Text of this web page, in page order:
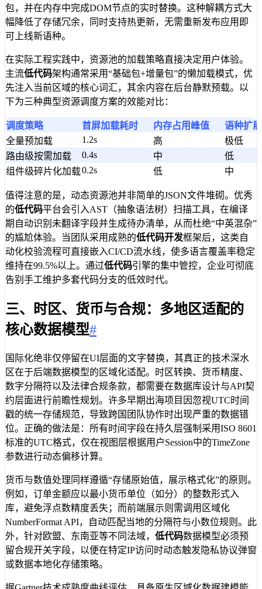
包，并在内存中完成DOM节点的实时替换。这种解耦方式大
幅降低了存储冗余，同时支持热更新，无需重新发布应用即
可上线新语种。
在实际工程实践中，资源池的加载策略直接决定用户体验。
主流低代码架构通常采用“基础包+增量包”的懒加载模式，优
先注入当前区域的核心词汇，其余内容在后台静默预载。以
下为三种典型资源调度方案的效能对比：
调度策略 首屏加载耗时 内存占用峰值
语种扩
全量预加载
1.2s 高
极低
路由级按需加载
0.4s 中
低
组件级碎片化加载0.2s 低 中
值得注意的是，动态资源池并非简单的JSON文件堆砌。优秀
的低代码平台会引入AST（抽象语法树）扫描工具，在编译
期自动识别未翻译字段并生成待办清单，从而杜绝“中英混杂”
的尴尬体验。当团队采用成熟的低代码开发框架后，这类自
动化校验流程可直接嵌入CI/CD流水线，使多语言覆盖率稳定
维持在99.5%以上。通过低代码引擎的集中管控，企业可彻底
告别手工维护多套代码分支的低效时代。
三、时区、货币与合规：多地区适配的
核心数据模型#
国际化绝非仅停留在UI层面的文字替换，其真正的技术深水
区在于后端数据模型的区域化适配。时区转换、货币精度、
数字分隔符以及法律合规条款，都需要在数据库设计与API契
约层面进行前瞻性规划。许多早期出海项目因忽视UTC时间
戳的统一存储规范，导致跨国团队协作时出现严重的数据错
位。正确的做法是：所有时间字段在持久层强制采用ISO 8601
标准的UTC格式，仅在视图层根据用户Session中的TimeZone
参数进行动态偏移计算。
货币与数值处理同样遵循“存储原始值，展示格式化”的原则。
例如，订单金额应以最小货币单位（如分）的整数形式入
库，避免浮点数精度丢失；而前端展示则需调用区域化
NumberFormat API，自动匹配当地的分隔符与小数位规则。此
外，针对欧盟、东南亚等不同法域， 低代码数据模型必须预
留合规开关字段，以便在特定IP访问时动态触发隐私协议弹窗
或数据本地化存储策略。